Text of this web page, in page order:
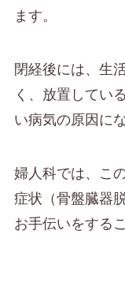
ます。
閉経後には、生
く、放置してい
い病気の原因に
婦人科では、こ
症状（骨盤臓器
お手伝いをする